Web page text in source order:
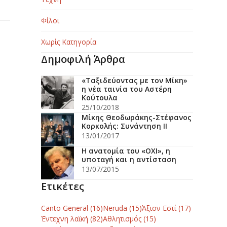
Φίλοι
Χωρίς Κατηγορία
Δημοφιλή Άρθρα
«Ταξιδεύοντας με τον Μίκη»
η νέα ταινία του Αστέρη
Κούτουλα
25/10/2018
Μίκης Θεοδωράκης-Στέφανος
Κορκολής: Συνάντηση ΙΙ
13/01/2017
Η ανατομία του «ΟΧΙ», η
υποταγή και η αντίσταση
13/07/2015
Ετικέτες
Canto General (16)Neruda (15)Άξιον Εστί(17)
Έντεχνη λαϊκή (82)Αθλητισμός(15)